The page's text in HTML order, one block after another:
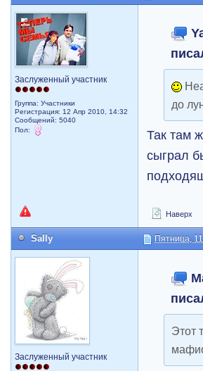
Заслуженный участник
Группа: Участники
Регистрация: 12 Апр 2010, 14:32
Сообщений: 5040
Пол:
до
Так там
сыграл
Наверх
Sally Пятница,
Заслуженный участник
Этот